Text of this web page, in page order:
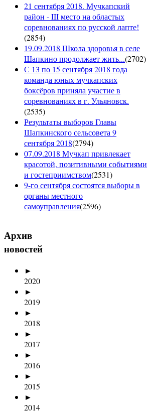
21 сентября 2018. Мучкапский
район - III место на областых
соревнованиях по русской лапте!
(2854)
19.09.2018 Школа здоровья в селе
Шапкино продолжает жить...(2702)
С 13 по 15 сентября 2018 года
команда юных мучкапских
боксёров приняла участие в
соревнованиях в г. Ульяновск.
(2535)
Результаты выборов Главы
Шапкинского сельсовета 9
сентября 2018(2794)
07.09.2018 Мучкап привлекает
красотой, позитивными событиями
и гостеприимством(2531)
9-го сентября состоятся выборы в
органы местного
самоуправления(2596)
Архив
новостей
►
2020
►
2019
►
2018
►
2017
►
2016
►
2015
►
2014